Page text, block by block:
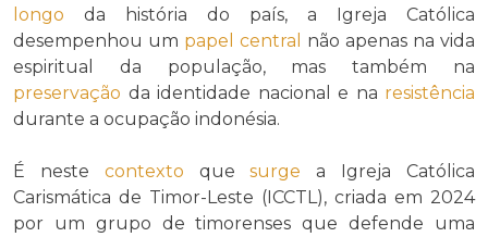
longo da história do país, a Igreja Católica
desempenhou um papel central
não apenas na vida
espiritual da população, mas também na
preservação da identidade nacional e na resistência
durante a ocupação indonésia.
É neste contexto quesurge a Igreja Católica
Carismática de Timor-Leste (ICCTL), criada em 2024
por um grupo de timorenses que defende uma